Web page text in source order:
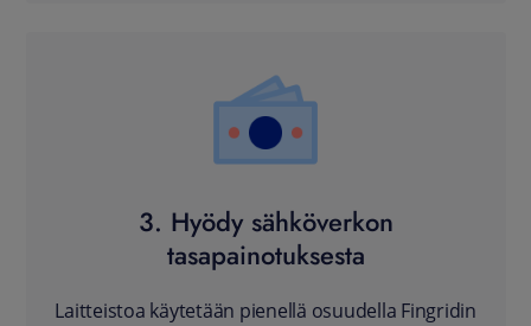
3. Hyödy sähköverkon
tasapainotuksesta
Laitteistoa käytetään pienellä osuudella Fingridin